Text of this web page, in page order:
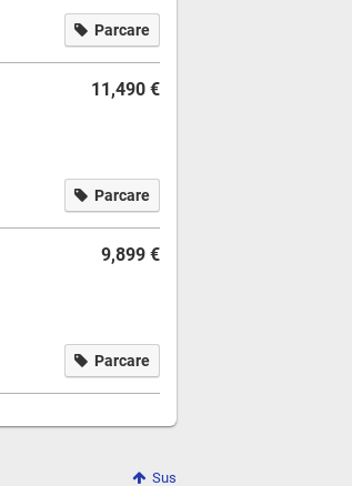
Parcare
11,490 €
Parcare
9,899 €
Parcare
Sus